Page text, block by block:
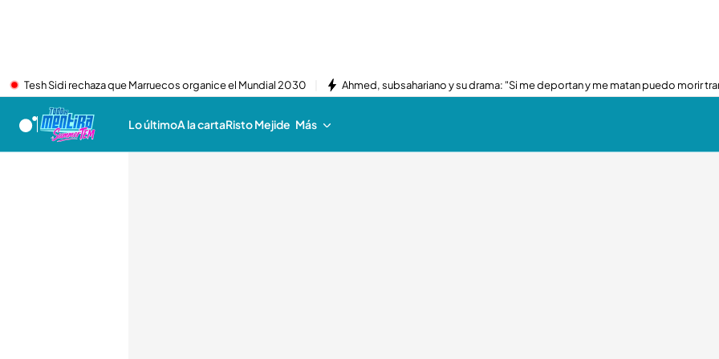
Tesh Sidi rechaza que Marruecos organice el Mundial 2030 Ahmed, subsahariano y su drama: "Si me deportan y me matan puedo morir
Lo últimoA la cartaRisto Mejide Más